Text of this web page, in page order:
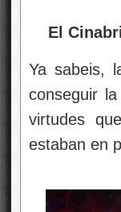
El
Ya sabeis,
conseguir
virtudes
estaban en